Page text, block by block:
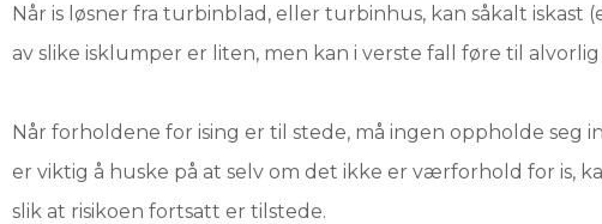
Når is løsner fra turbinblad, eller turbinhus, kan såkalt iskast
av slike isklumper er liten, men kan i verste fall føre til
Når forholdene for ising er til stede, må ingen oppholde seg
er viktig å huske på at selv om det ikke er værforhold for is,
slik at risikoen fortsatt er tilstede.